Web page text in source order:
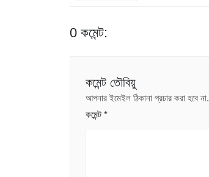
0 কমেন্ট:
কমেন্ট তৌবিয়ু
আপনার ইমেইল ঠিকানা প্রচার করা হবে না.
কমেন্ট *